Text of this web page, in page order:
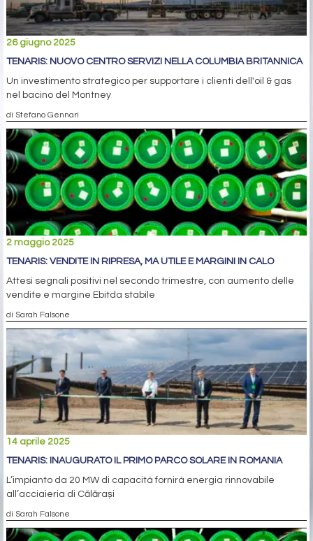
26 giugno 2025
TENARIS: NUOVO CENTRO SERVIZI NELLA COLUMBIA BRITANNICA
Un investimento strategico per supportare i clienti dell'oil & gas
nel bacino del Montney
di Stefano Gennari
2 maggio 2025
TENARIS: VENDITE IN RIPRESA, MA UTILE E MARGINI IN CALO
Attesi segnali positivi nel secondo trimestre, con aumento delle
vendite e margine Ebitda stabile
di Sarah Falsone
14 aprile 2025
TENARIS: INAUGURATO IL PRIMO PARCO SOLARE IN ROMANIA
L’impianto da 20 MW di capacità fornirà energia rinnovabile
all’acciaieria di Călărași
di Sarah Falsone